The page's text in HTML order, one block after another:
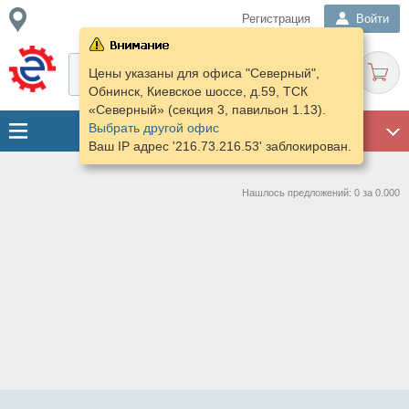
Регистрация Войти
Цены указаны для офиса "Северный",
Обнинск, Киевское шоссе, д.59, ТСК
«Северный» (секция 3, павильон 1.13).
Выбрать другой офис
Ваш IP адрес '216.73.216.53' заблокирован.
Нашлось предложений: 0 за 0.000